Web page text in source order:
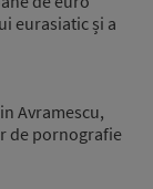
eurasiatic și a
Avramescu,
de pornografie